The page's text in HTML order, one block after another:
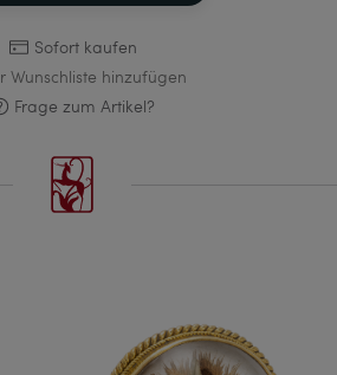
Sofort kaufen
Wunschliste hinzufügen
Frage zum Artikel?